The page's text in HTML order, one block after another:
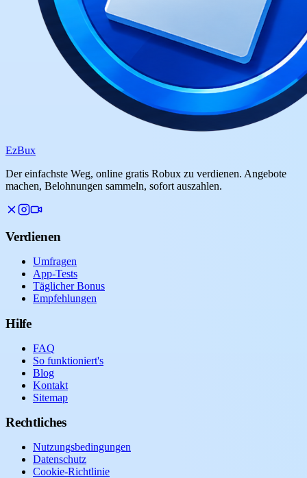
EzBux
Der einfachste Weg, online gratis Robux zu verdienen. Angebote
machen, Belohnungen sammeln, sofort auszahlen.
Verdienen
Umfragen
App-Tests
Täglicher Bonus
Empfehlungen
Hilfe
FAQ
So funktioniert's
Blog
Kontakt
Sitemap
Rechtliches
Nutzungsbedingungen
Datenschutz
Cookie-Richtlinie